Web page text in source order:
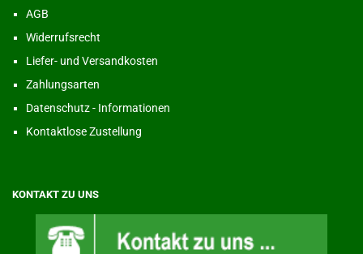
AGB
Widerrufsrecht
Liefer- und Versandkosten
Zahlungsarten
Datenschutz - Informationen
Kontaktlose Zustellung
KONTAKT ZU UNS